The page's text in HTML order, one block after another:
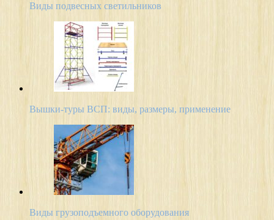
Виды подвесных светильников
Вышки-туры ВСП: виды, размеры, применение
Виды грузоподъемного оборудования